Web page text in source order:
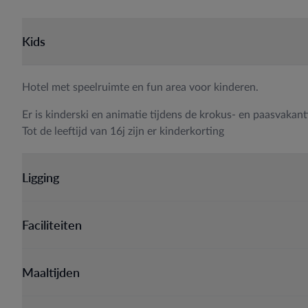
Kids
Hotel met speelruimte en fun area voor kinderen.
Er is kinderski en animatie tijdens de krokus- en
Tot de leeftijd van 16j zijn er kinderkorting
Ligging
Faciliteiten
Maaltijden